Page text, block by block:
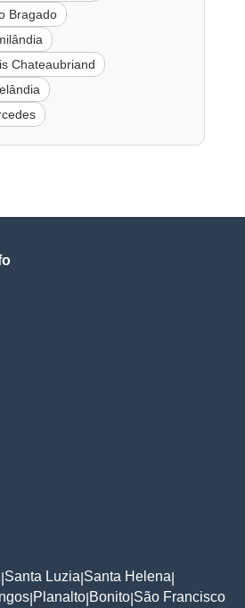
Bragado
Chateaubriand
Santa Luzia Santa Helena
Planalto Bonito São Francisco